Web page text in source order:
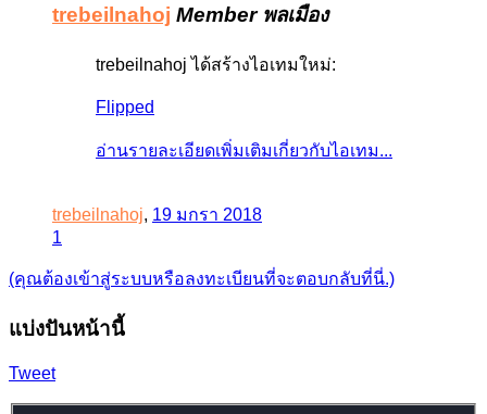
trebeilnahoj Member พลเมือง
trebeilnahoj ได้สร้างไอเทมใหม่:
Flipped
อ่านรายละเอียดเพิ่มเติมเกี่ยวกับไอเทม...
trebeilnahoj, 19 มกรา 2018
1
(คุณต้องเข้าสู่ระบบหรือลงทะเบียนที่จะตอบกลับที่นี่.)
แบ่งปันหน้านี้
Tweet